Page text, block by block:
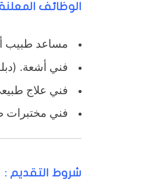
الوظائف
مساعد طبيب
فني أشعة.
فني علاج
فني مختبرات
شروط التقديم :